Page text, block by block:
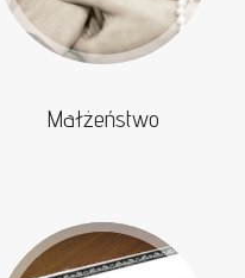
Małżeństwo